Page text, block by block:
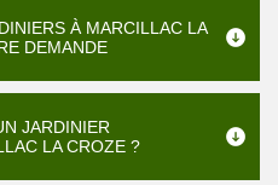
À MARCILLAC LA
DEMANDE
JARDINIER
LA CROZE ?